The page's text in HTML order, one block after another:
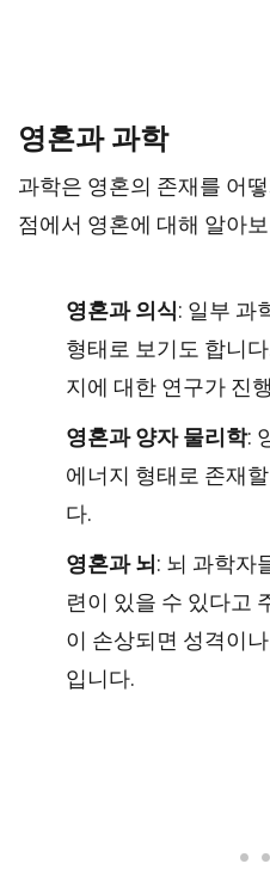
영혼과 과학
과학은 영혼의 존재를 어
점에서 영혼에 대해 알아
영혼과 의식: 일부 과
형태로 보기도 합니
지에 대한 연구가 진
영혼과 양자 물리학:
에너지 형태로 존재
다.
영혼과 뇌 : 뇌 과학자
련이 있을 수 있다고
이 손상되면 성격이
입니다.